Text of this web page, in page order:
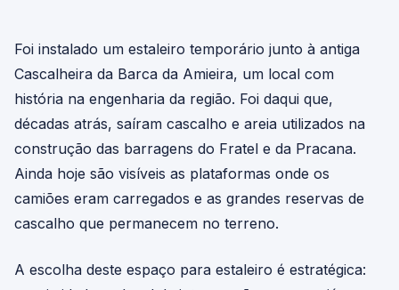
Foi instalado um estaleiro temporário junto à antiga
Cascalheira da Barca da Amieira, um local com
história na engenharia da região. Foi daqui que,
décadas atrás, saíram cascalho e areia utilizados na
construção das barragens do Fratel e da Pracana.
Ainda hoje são visíveis as plataformas onde os
camiões eram carregados e as grandes reservas de
cascalho que permanecem no terreno.
A escolha deste espaço para estaleiro é estratégica: